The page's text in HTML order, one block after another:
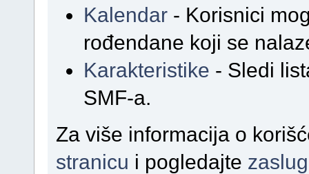
Kalendar - Korisnici
rođendane koji se
Karakteristike - Sledi
SMF-a.
Za više informacija o
stranicu i pogledajte